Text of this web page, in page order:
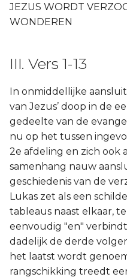
Éxodus
Numeri
Ruth
Prediker
Joël
Jona
Hábakuk
II. Vers 32-44
JEZUS WORDT
WONDEREN
III. Vers 1-13
In onmiddellijke
van Jezus’ doop in de
gedeelte van de
nu op het tussen
2e afdeling en zich ook
samenhang nauw
geschiedenis van de
Lukas zet als een
tableaus naast elkaar,
eenvoudig "en"
dadelijk de derde
het laatst wordt
rangschikking treedt